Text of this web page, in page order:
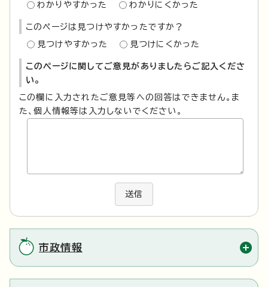
わかりやすかった わかりにくかった
このページは見つけやすかったですか？
見つけやすかった 見つけにくかった
このページに関してご意見がありましたらご記入くださ
い。
この欄に入力されたご意見等への回答はできません。ま
た、個人情報等は入力しないでください。
送信
市政情報